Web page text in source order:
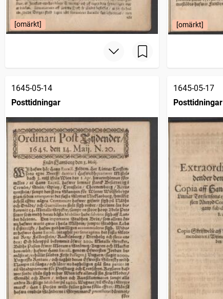
[omärkt] [omärkt]
1645-05-14
Posttidningar
1645-05-17
Posttidningar